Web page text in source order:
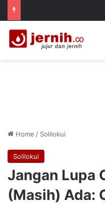
Home / Solilokui
Solilokui
Jangan Lupa
(Masih) Ada: